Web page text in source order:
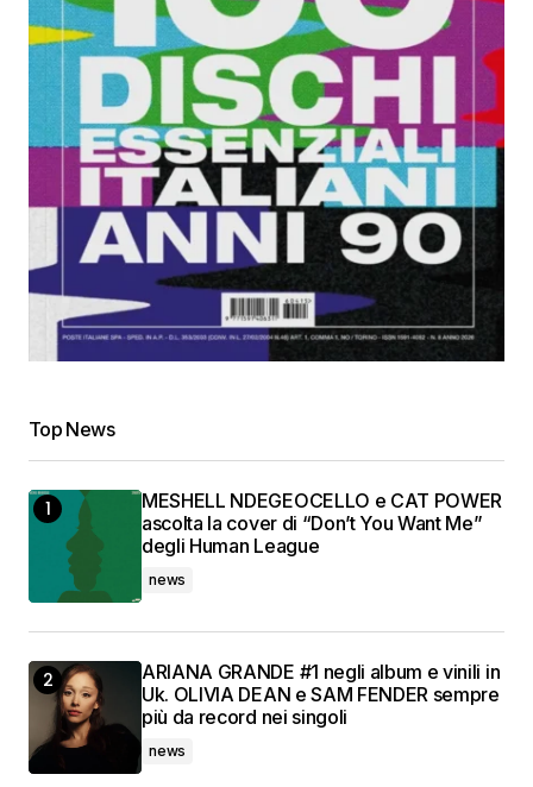
Top News
MESHELL NDEGEOCELLO e CAT POWER
ascolta la cover di “Don’t You Want Me”
degli Human League
news
ARIANA GRANDE #1 negli album e vinili in
Uk. OLIVIA DEAN e SAM FENDER sempre
più da record nei singoli
news